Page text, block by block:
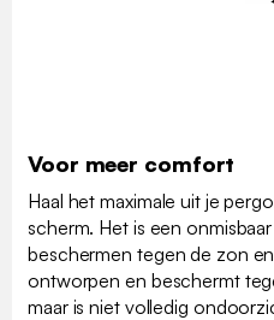
Voor meer comfort
Haal het maximale uit je
scherm. Het is een
beschermen tegen de zon
ontworpen en beschermt
maar is niet volledig